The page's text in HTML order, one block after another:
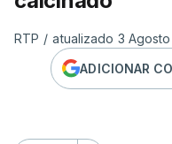
RTP / atualizado 3
ADICIONAR